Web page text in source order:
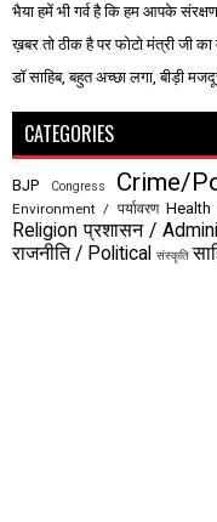
भैया हमें भी गर्व है कि हम आपके
ख़बर तो ठीक है पर फोटो मंत्री जी का
डॉ साहिब, बहुत अच्छा लगा, बीड़ी
CATEGORIES
BJP Congress Crime/
Environment / पर्यावरण Health
Religion प्रशासन /
राजनीति / Political संस्कृति